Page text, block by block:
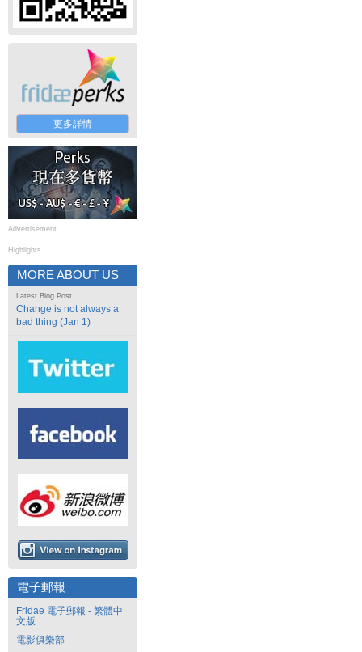
更多詳情
Advertisement
Highlights
MORE ABOUT US
Latest Blog Post
Change is not always a
bad thing (Jan 1)
電子郵報
Fridae 電子郵報 - 繁體中
文版
電影俱樂部